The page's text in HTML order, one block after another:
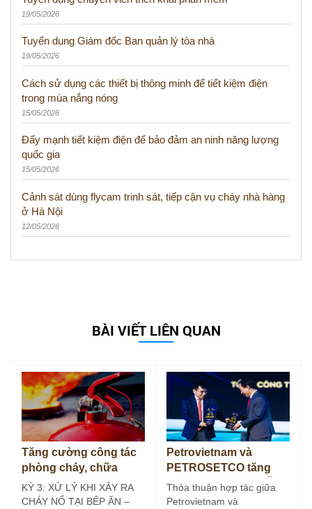
19/05/2026
Tuyển dụng Giám đốc Ban quản lý tòa nhà
19/05/2026
Cách sử dụng các thiết bị thông minh để tiết kiệm điện
trong mùa nắng nóng
15/05/2026
Đẩy mạnh tiết kiệm điện để bảo đảm an ninh năng lượng
quốc gia
15/05/2026
Cảnh sát dùng flycam trinh sát, tiếp cận vụ cháy nhà hàng
ở Hà Nội
12/05/2026
BÀI VIẾT LIÊN QUAN
Tăng cường công tác
phòng cháy, chữa
cháy tại bếp ăn công
nghiệp (Kỳ 3)
KỲ 3: XỬ LÝ KHI XẢY RA
CHÁY NỔ TẠI BẾP ĂN –
Petrovietnam và
PETROSETCO tăng
cường liên kết chuỗi
dịch vụ năng lượng
Thỏa thuận hợp tác giữa
Petrovietnam và